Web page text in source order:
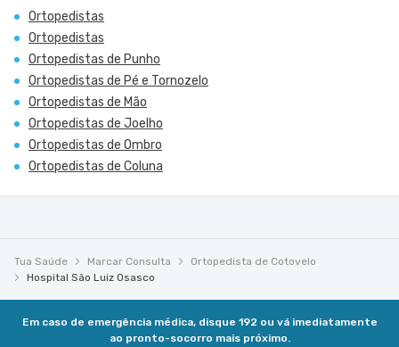
Ortopedistas
Ortopedistas
Ortopedistas de Punho
Ortopedistas de Pé e Tornozelo
Ortopedistas de Mão
Ortopedistas de Joelho
Ortopedistas de Ombro
Ortopedistas de Coluna
Tua Saúde Marcar Consulta
Ortopedista de Cotovelo
Hospital São Luiz Osasco
Em caso de emergência médica, disque 192 ou vá imediatamente
ao pronto-socorro mais próximo.